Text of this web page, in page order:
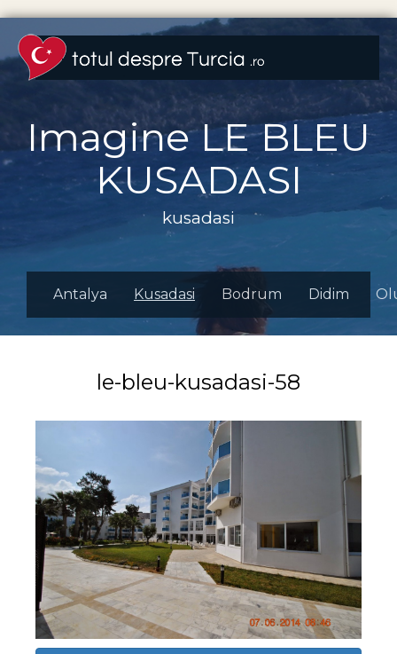
Imagine LE BLEU
KUSADASI
kusadasi
Antalya Kusadasi Bodrum Didim
le-bleu-kusadasi-58